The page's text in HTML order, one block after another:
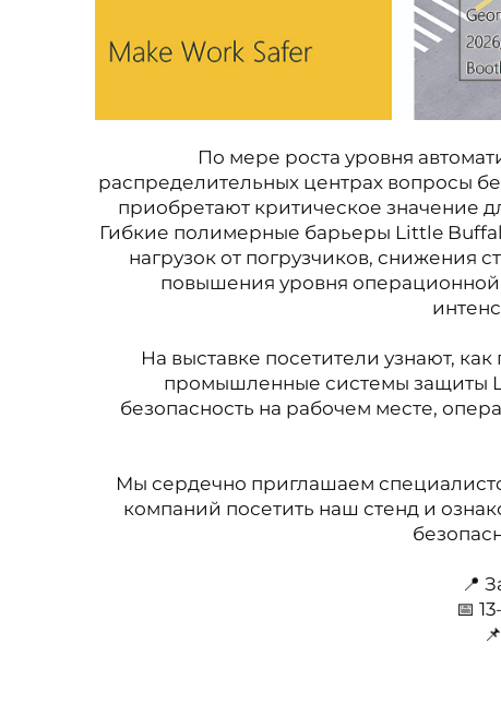
По мере роста уровня
распределительных центрах вопросы
приобретают критическое значение
Гибкие полимерные барьеры Little
нагрузок от погрузчиков, снижения
повышения уровня
На выставке посетители узнают,
промышленные системы защиты
безопасность на рабочем месте,
Мы сердечно приглашаем
компаний посетить наш стенд и
📍
📅